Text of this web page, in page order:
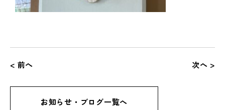
< 前へ 次へ >
お知らせ・ブログ一覧へ